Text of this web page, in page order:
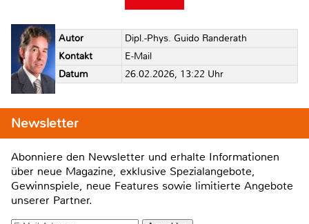
Autor
Dipl.-Phys. Guido Randerath
Kontakt
E-Mail
Datum
26.02.2026, 13:22 Uhr
Newsletter
Abonniere den Newsletter und erhalte Informationen
über neue Magazine, exklusive Spezialangebote,
Gewinnspiele, neue Features sowie limitierte Angebote
unserer Partner.